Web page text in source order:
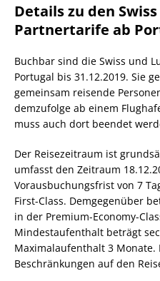
Details zu den
Partnertarife ab
Buchbar sind die Swiss und
Portugal bis 31.12.2019. Sie
gemeinsam reisende
demzufolge ab einem
muss auch dort beendet
Der Reisezeitraum ist
umfasst den Zeitraum
Vorausbuchungsfrist von 7
First-Class. Demgegenüber
in der Premium-Economy-
Mindestaufenthalt beträgt
Maximalaufenthalt 3 Monate.
Beschränkungen auf den